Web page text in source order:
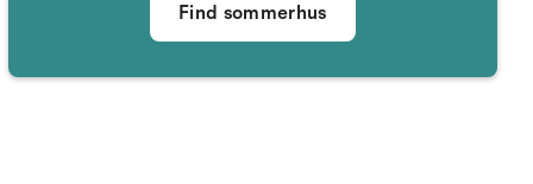
Find sommerhus